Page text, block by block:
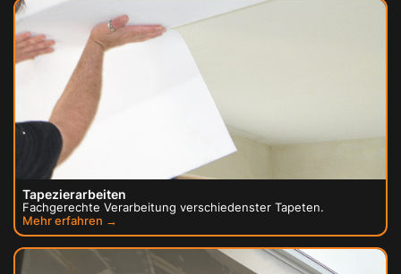
Tapezierarbeiten
Fachgerechte Verarbeitung verschiedenster Tapeten.
Mehr erfahren →